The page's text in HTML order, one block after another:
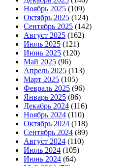
Ноябрь 2025 (109)
Октябрь 2025 (124)
Сентябрь 2025 (142)
Август 2025 (162)
Июль 2025 (121)
Июнь 2025 (120)
Май 2025 (96)
Апрель 2025 (113)
Март 2025 (105)
Февраль 2025 (96)
Январь 2025 (86)
Декабрь 2024 (116)
Ноябрь 2024 (110)
Октябрь 2024 (118)
Сентябрь 2024 (89)
Август 2024 (110)
Июль 2024 (105)
Июнь 2024 (64)